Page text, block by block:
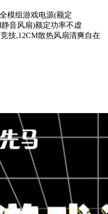
模组游戏电源(额定
静音风扇)额定功率不虚
技,12CM散热风扇清爽自在